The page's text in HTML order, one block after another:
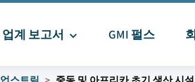
업계 보고서 GMI 펄스